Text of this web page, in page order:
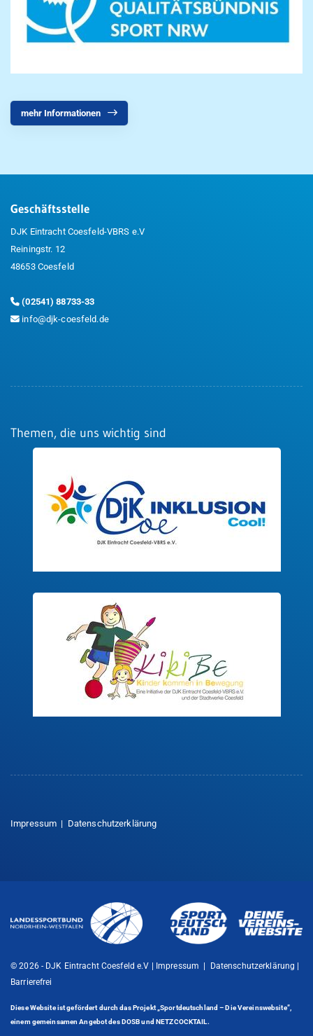
mehr Informationen
Geschäftsstelle
DJK Eintracht Coesfeld-VBRS e.V
Reiningstr. 12
48653 Coesfeld
(02541) 88733-33
info@djk-coesfeld.de
Themen, die uns wichtig sind
Impressum | Datenschutzerklärung
© 2026 - DJK Eintracht Coesfeld e.V | Impressum Datenschutzerklärung
Barrierefrei
Diese Website ist gefördert durch das Projekt„Sportdeutschland – Die Vereinswebsite”,
einem gemeinsamen Angebot des DOSB und NETZCOCKTAIL.